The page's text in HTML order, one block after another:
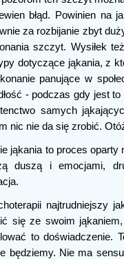
błąd. Powinien na
za rozbijanie zbyt
szczyt. Wysiłek
dotyczące jąkania, z
panujące w
- podczas gdy jest
samych
nic nie da się zrobić.
jąkania to proces
duszą i emocjami,
najtrudniejszy
się ze swoim
to doświadczenie.
będziemy. Nie ma